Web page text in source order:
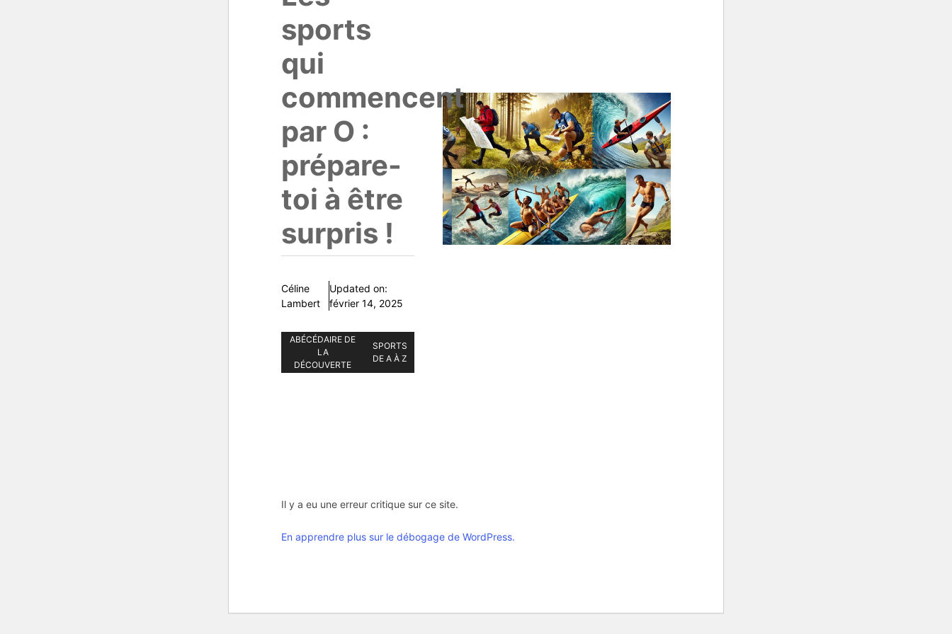
sports
qui
commencent
par O :
prépare-
toi à être
surpris !
Céline
Lambert
Updated on:
février 14, 2025
ABÉCÉDAIRE DE
LA
DÉCOUVERTE
SPORTS
DE A À Z
Il y a eu une erreur critique sur ce site.
En apprendre plus sur le débogage de WordPress.